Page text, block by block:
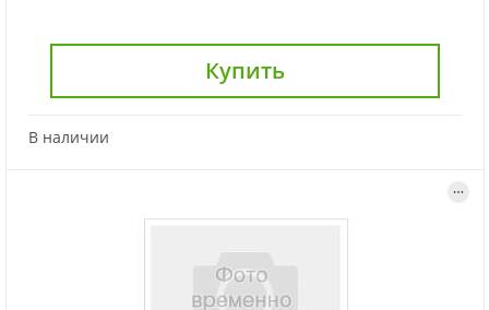
Купить
В наличии